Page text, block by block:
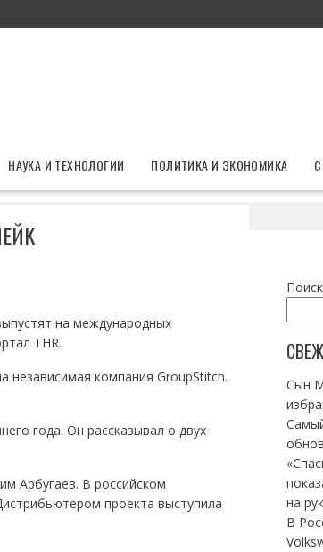
НАУКА И ТЕХНОЛОГИИ ПОЛИТИКА И ЭКОНОМИКА
на международных
THR.
независимая компания GroupStitch.
года. Он рассказывал о двух
Арбугаев. В российском
проекта выступила
Поиск
Сын
на
В